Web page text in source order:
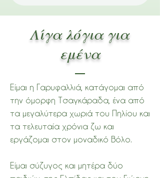
Λίγα λόγια για
εμένα
Είμαι η Γαρυφαλλιά, κατάγομαι από
την όμορφη Τσαγκάραδα, ένα από
τα μεγαλύτερα χωριά του Πηλίου και
τα τελευταία χρόνια ζω και
εργάζομαι στον μοναδικό Βόλο.
Είμαι σύζυγος και μητέρα δύο